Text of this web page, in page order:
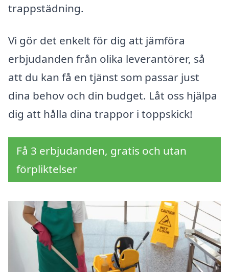
trappstädning.
Vi gör det enkelt för dig att jämföra
erbjudanden från olika leverantörer, så
att du kan få en tjänst som passar just
dina behov och din budget. Låt oss hjälpa
dig att hålla dina trappor i toppskick!
Få 3 erbjudanden, gratis och utan
förpliktelser